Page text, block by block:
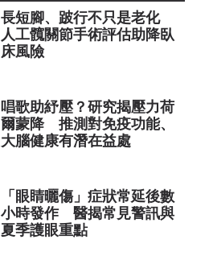
長短腳、跛行不只是老化
人工髖關節手術評估助降臥
床風險
唱歌助紓壓？研究揭壓力荷
爾蒙降 推測對免疫功能、
大腦健康有潛在益處
「眼睛曬傷」症狀常延後數
小時發作 醫揭常見警訊與
夏季護眼重點